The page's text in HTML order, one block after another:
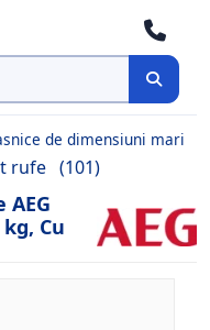
de dimensiuni mari
rufe (101)
Cu